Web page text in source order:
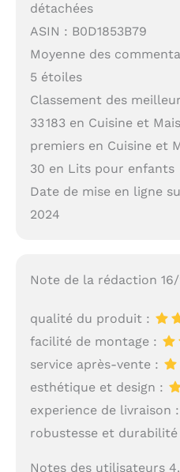
détachées
ASIN : B0D1853B79
Moyenne des
5 étoiles
Classement des
33 183 en Cuisine et
premiers en Cuisine et
30 en Lits pour enfants
Date de mise en ligne
2024
Note de la rédaction
qualité du produit :
facilité de montage :
service après-vente :
esthétique et design :
experience de livraison :
robustesse et durabilité
Notes des utilisateurs